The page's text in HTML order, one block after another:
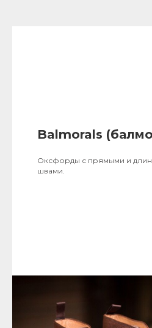
Balmorals
Оксфорды с прямыми и
швами.